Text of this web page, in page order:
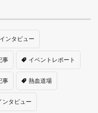
ンタビュー
事 イベントレポート
事 熱血道場
ンタビュー